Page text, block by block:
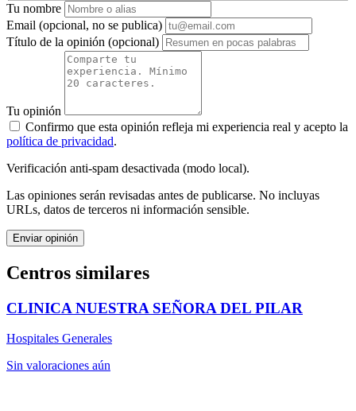
Tu nombre
Email (opcional, no se publica)
Título de la opinión (opcional)
Tu opinión
Confirmo que esta opinión refleja mi experiencia real y acepto la
política de privacidad.
Verificación anti-spam desactivada (modo local).
Las opiniones serán revisadas antes de publicarse. No incluyas
URLs, datos de terceros ni información sensible.
Enviar opinión
Centros similares
CLINICA NUESTRA SEÑORA DEL PILAR
Hospitales Generales
Sin valoraciones aún